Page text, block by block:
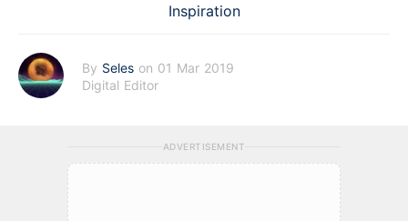
Inspiration
By Seles on 01 Mar 2019
Digital Editor
ADVERTISEMENT